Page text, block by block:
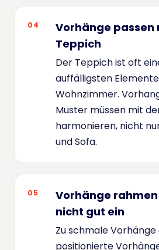
04
Vorhänge passen
Teppich
Der Teppich ist oft
auffälligsten
Wohnzimmer.
Muster müssen mit
harmonieren, nicht
und Sofa.
05
Vorhänge
nicht gut ein
Zu schmale
positionierte